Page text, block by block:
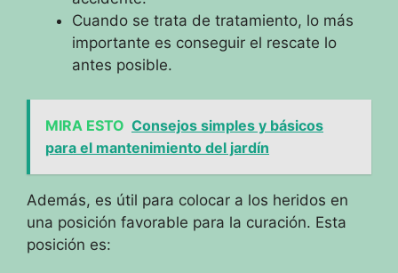
Cuando se trata de tratamiento, lo más
importante es conseguir el rescate lo
antes posible.
MIRA ESTO Consejos simples y básicos
para el mantenimiento del jardín
Además, es útil para colocar a los heridos en
una posición favorable para la curación. Esta
posición es: